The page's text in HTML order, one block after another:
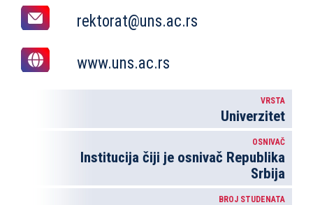
rektorat@uns.ac.rs
www.uns.ac.rs
VRSTA
Univerzitet
OSNIVAČ
Institucija čiji je osnivač Republika
Srbija
BROJ STUDENATA